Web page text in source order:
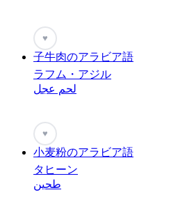
♥
子牛肉のアラビア語
ラフム・アジル
لحم عجل
♥
小麦粉のアラビア語
タヒーン
طحين